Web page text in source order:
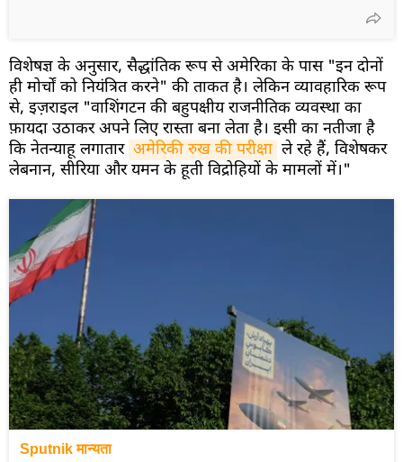
विशेषज्ञ के अनुसार, सैद्धांतिक रूप से अमेरिका के पास "इन दोनों
ही मोर्चों को नियंत्रित करने" की ताकत है। लेकिन व्यावहारिक रूप
से, इज़राइल "वाशिंगटन की बहुपक्षीय राजनीतिक व्यवस्था का
फ़ायदा उठाकर अपने लिए रास्ता बना लेता है। इसी का नतीजा है
कि नेतन्याहू लगातार अमेरिकी रुख की परीक्षा ले रहे हैं, विशेषकर
लेबनान, सीरिया और यमन के हूती विद्रोहियों के मामलों में।"
Sputnik मान्यता